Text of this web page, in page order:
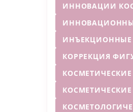
ИННОВАЦИИ
КОРРЕКЦИЯ
КОСМЕТИЧЕСКИЕ